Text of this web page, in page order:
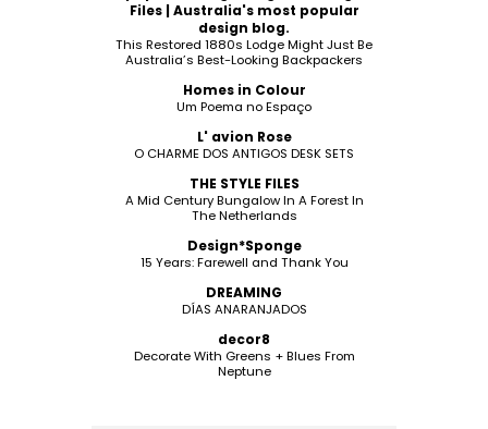
Files | Australia's most popular
design blog.
This Restored 1880s Lodge Might Just Be
Australia’s Best-Looking Backpackers
Homes in Colour
Um Poema no Espaço
L' avion Rose
O CHARME DOS ANTIGOS DESK SETS
THE STYLE FILES
A Mid Century Bungalow In A Forest In
The Netherlands
Design*Sponge
15 Years: Farewell and Thank You
DREAMING
DÍAS ANARANJADOS
decor8
Decorate With Greens + Blues From
Neptune